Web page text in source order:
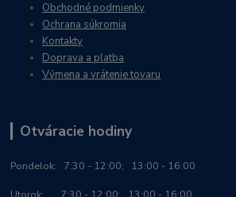
Obchodné podmienky
Ochrana súkromia
Kontakty
Doprava a platba
Výmena a vrátenie tovaru
Otváracie hodiny
Pondelok: 7:30 - 12:00; 13:00 - 16:00